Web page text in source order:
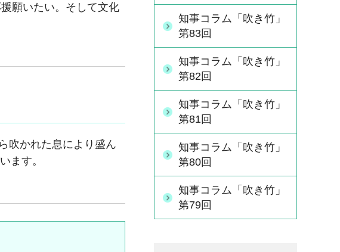
願いたい。そして文化
吹かれた息により盛ん
ます。
知事コラム「吹き竹」
第83回
知事コラム「吹き竹」
第82回
知事コラム「吹き竹」
第81回
知事コラム「吹き竹」
第80回
知事コラム「吹き竹」
第79回